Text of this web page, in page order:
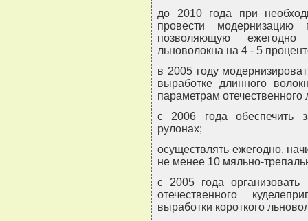
до 2010 года при
провести модернизацию
позволяющую ежегодно
льноволокна на 4 - 5
в 2005 году
выработке длинного
параметрам отечественного
с 2006 года обеспечить
рулонах;
осуществлять ежегодно,
не менее 10 мяльно-
с 2005 года организовать
отечественного
выработки короткого